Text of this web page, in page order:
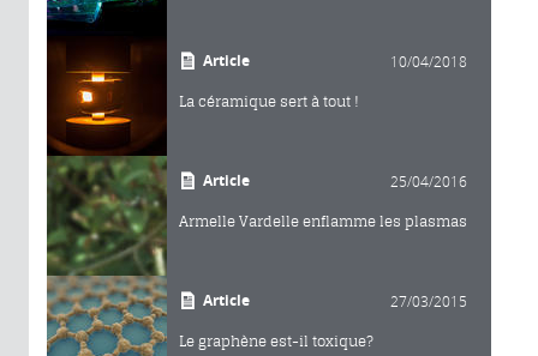
Article 10/04/2018
La céramique sert à tout !
Article 25/04/2016
Armelle Vardelle enflamme les plasmas
Article 27/03/2015
Le graphène est-il toxique?